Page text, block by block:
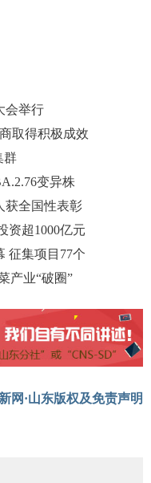
会举行
取得积极成效
群
变异株
获全国性表彰
资超1000亿元
征集项目77个
产业“破圈”
网·山东版权及免责声明